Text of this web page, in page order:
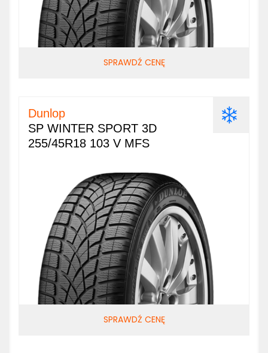
SPRAWDŹ CENĘ
Dunlop
SP WINTER SPORT 3D
255/45R18 103 V MFS
SPRAWDŹ CENĘ